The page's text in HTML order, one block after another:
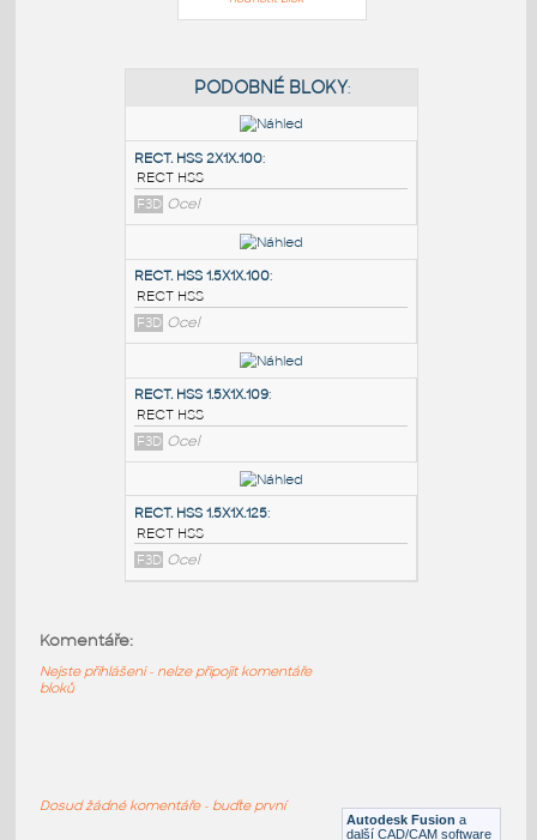
PODOBNÉ BLOKY
RECT. HSS 2X1X.100
F3D Ocel
RECT. HSS 1.5X1X.100
RECT HSS
F3D Ocel
F3D Ocel
F3D Ocel
Autodesk Fusion a
další CAD/CAM software
Komentáře:
Nejste přihlášeni - nelze připojit komentáře
bloků
Dosud žádné komentáře - buďte první